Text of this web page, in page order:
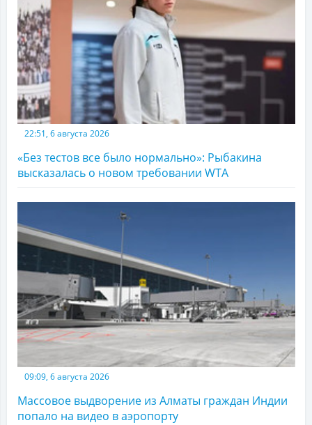
22:51, 6 августа 2026
«Без тестов все было нормально»: Рыбакина
высказалась о новом требовании WTA
09:09, 6 августа 2026
Массовое выдворение из Алматы граждан Индии
попало на видео в аэропорту